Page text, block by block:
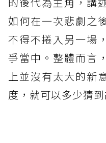
如何在一次悲劇之
不得不捲入另一場
爭當中。整體而言
上並沒有太大的新
度，就可以多少猜